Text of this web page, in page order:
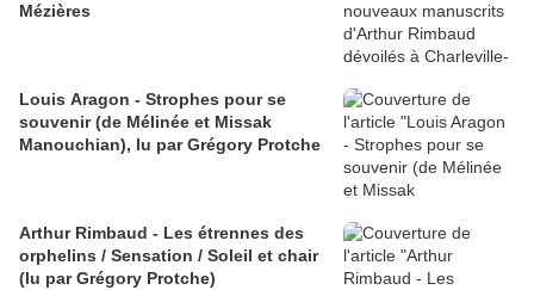
Mézières
Louis Aragon - Strophes pour se
souvenir (de Mélinée et Missak
Manouchian), lu par Grégory Protche
Arthur Rimbaud - Les étrennes des
orphelins / Sensation / Soleil et chair
(lu par Grégory Protche)